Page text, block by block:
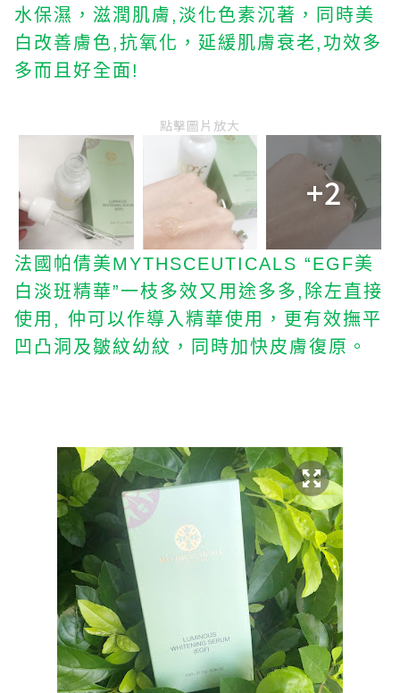
水保濕，滋潤肌膚, 淡化色素沉著，同時美
白改善膚色,抗氧化，延緩肌膚衰老,功效多
多而且好全面!
點擊圖片放大
+2
法國帕倩美MYTHSCEUTICALS “EGF美
白淡班精華”一枝多效又用途多多, 除左直接
使用 , 仲可以作導入精華使用，更有效撫平
凹凸洞及皺紋幼紋，同時加快皮膚復原。